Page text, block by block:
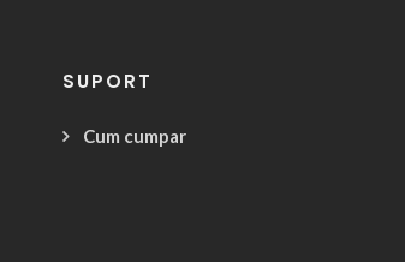
SUPORT
Cum cumpar